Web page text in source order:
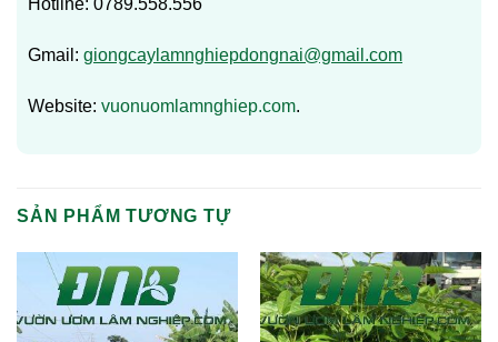
Hotline: 0789.558.556
Gmail: giongcaylamnghiepdongnai@gmail.com
Website: vuonuomlamnghiep.com.
SẢN PHẨM TƯƠNG TỰ